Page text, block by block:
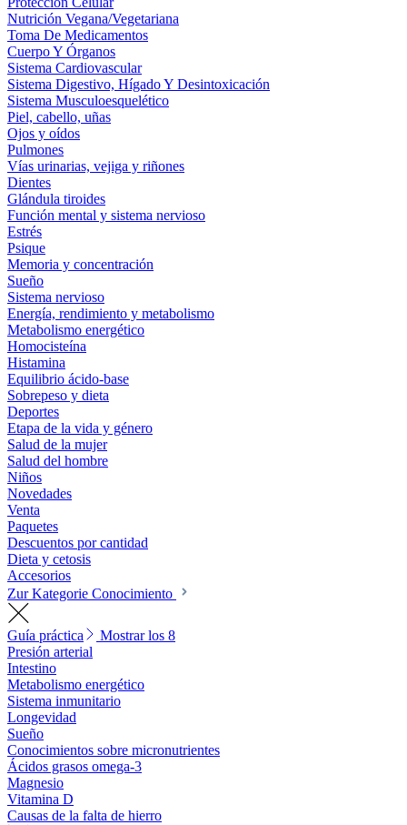
Nutrición Vegana/Vegetariana
Toma De Medicamentos
Cuerpo Y Órganos
Sistema Cardiovascular
Sistema Digestivo, Hígado Y Desintoxicación
Sistema Musculoesquelético
Piel, cabello, uñas
Ojos y oídos
Pulmones
Vías urinarias, vejiga y riñones
Dientes
Glándula tiroides
Función mental y sistema nervioso
Estrés
Psique
Memoria y concentración
Sueño
Sistema nervioso
Energía, rendimiento y metabolismo
Metabolismo energético
Homocisteína
Histamina
Equilibrio ácido-base
Sobrepeso y dieta
Deportes
Etapa de la vida y género
Salud de la mujer
Salud del hombre
Niños
Novedades
Venta
Paquetes
Descuentos por cantidad
Dieta y cetosis
Accesorios
Zur Kategorie Conocimiento
Guía práctica
Mostrar los 8
Presión arterial
Intestino
Metabolismo energético
Sistema inmunitario
Longevidad
Sueño
Conocimientos sobre micronutrientes
Ácidos grasos omega-3
Magnesio
Vitamina D
Causas de la falta de hierro